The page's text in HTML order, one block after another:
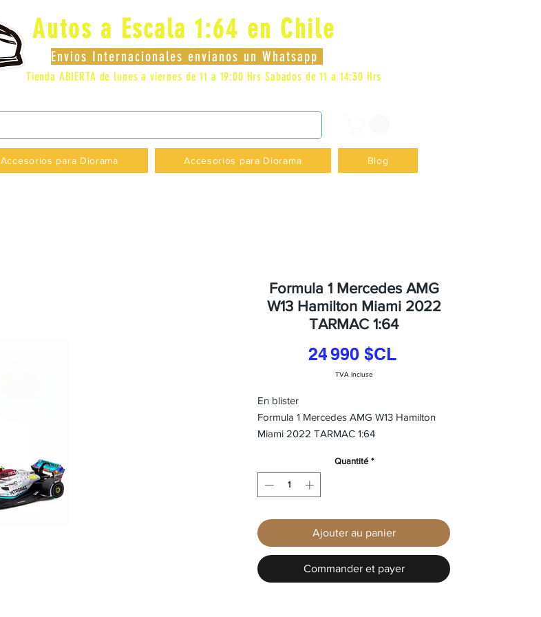
Autos a Escala 1:64 en Chile
Envios Internacionales envianos un Whatsapp
Tienda ABIERTA de lunes a viernes de 11 a 19:00 Hrs Sabados de 11 a 14:30 Hrs
Accesorios para Diorama Accesorios para Diorama Blog
Formula 1 Mercedes AMG
W13 Hamilton Miami 2022
TARMAC 1:64
24 990 $CLPrix
TVA Incluse
En blister
Formula 1 Mercedes AMG W13 Hamilton
Miami 2022 TARMAC 1:64
Quantité *
Ajouter au panier
Commander et payer